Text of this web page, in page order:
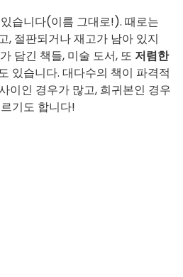
습니다(이름 그대로!). 때로는
, 절판되거나 재고가 남아 있지
담긴 책들, 미술 도서, 또 저렴한
있습니다. 대다수의 책이 파격적
이인 경우가 많고, 희귀본인 경우
기도 합니다!